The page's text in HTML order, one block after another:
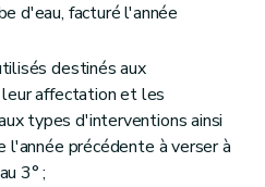
d'eau, facturé l'année
destinés aux
affectation et les
types d'interventions ainsi
précédente à verser à
3° ;